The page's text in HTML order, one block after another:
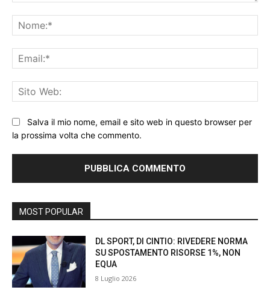
Salva il mio nome, email e sito web in questo browser per
la prossima volta che commento.
MOST POPULAR
DL SPORT, DI CINTIO: RIVEDERE NORMA
SU SPOSTAMENTO RISORSE 1%, NON
EQUA
8 Luglio 2026